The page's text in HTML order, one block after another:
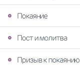
Покаяние
Пост и молитва
Призыв к покаянию